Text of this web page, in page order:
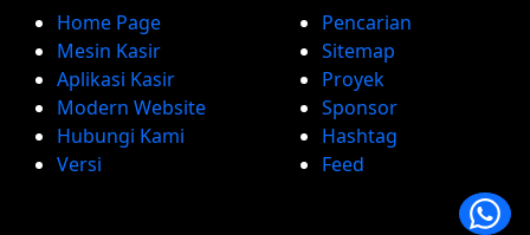
Home Page
Mesin Kasir
Aplikasi Kasir
Modern Website
Hubungi Kami
Versi
Pencarian
Sitemap
Proyek
Sponsor
Hashtag
Feed